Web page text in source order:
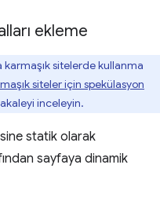
ekleme
karmaşık sitelerde kullanma
siteler için spekülasyon
inceleyin.
statik olarak
sayfaya dinamik